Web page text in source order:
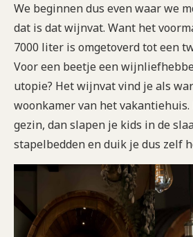
We beginnen dus even waar we
dat is dat wijnvat. Want het
7000 liter is omgetoverd tot een
Voor een beetje een
utopie? Het wijnvat vind je als
woonkamer van het
gezin, dan slapen je kids in de
stapelbedden en duik je dus zelf